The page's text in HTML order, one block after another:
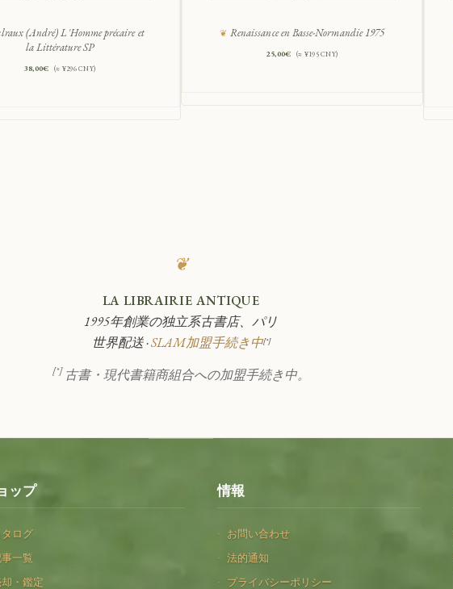
(André) L'Homme précaire et
la Littérature SP
38,00€ (≈ ¥296 CNY)
Renaissance en Basse-Normandie 1975
25,00€ (≈ ¥195 CNY)
❦
LA LIBRAIRIE ANTIQUE
1995年創業の独立系古書店、パリ
世界配送 ·SLAM加盟手続き中[*]
[*]古書・現代書籍商組合への加盟手続き中。
ップ
ログ
一覧
・鑑定
情報
お問い合わせ
法的通知
プライバシーポリシー